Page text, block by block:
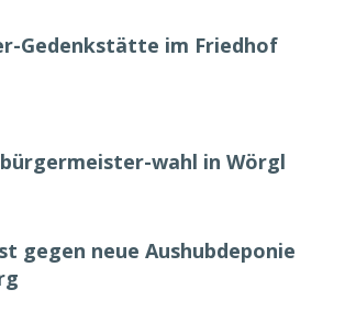
Gedenkstätte im Friedhof
wahl in Wörgl
gegen neue Aushubdeponie